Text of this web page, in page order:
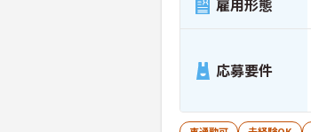
雇用形態
応募要件